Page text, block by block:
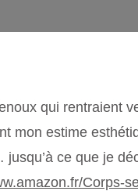
qui rentraient
mon estime
ce que je
Corps-